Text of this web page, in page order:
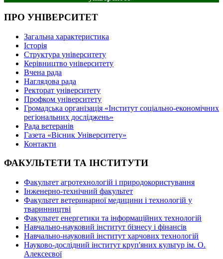
ПРО УНІВЕРСИТЕТ
Загальна характеристика
Історія
Структура університету
Керівництво університету
Вчена рада
Наглядова рада
Ректорат університету
Профком університету
Громадська організація «Інститут соціально-економічних
регіональних досліджень»
Рада ветеранів
Газета «Вісник Університету»
Контакти
ФАКУЛЬТЕТИ ТА ІНСТИТУТИ
Факультет агротехнологій і природокористування
Інженерно-технічний факультет
Факультет ветеринарної медицини і технологій у
тваринництві
Факультет енергетики та інформаційних технологій
Навчально-науковий інститут бізнесу і фінансів
Навчально-науковий інститут харчових технологій
Науково-дослідний інститут круп'яних культур ім. О.
Алексеєвої